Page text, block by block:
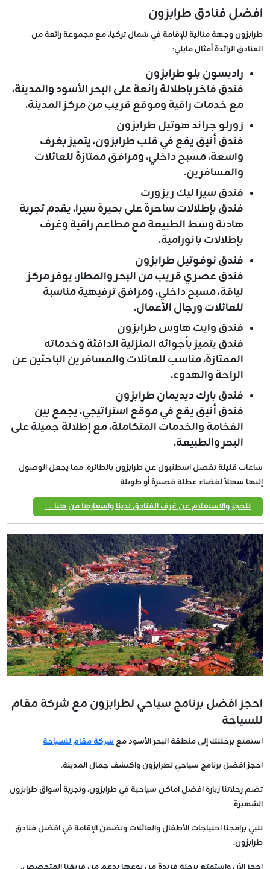
افضل فنادق طرابزون
طرابزون وجهة مثالية للإقامة في شمال تركيا، مع مجموعة رائعة من
الفنادق الرائدة أمثال مايلي:
راديسون بلو طرابزون
فندق فاخر بإطلالة رائعة على البحر الأسود والمدينة،
مع خدمات راقية وموقع قريب من مركز المدينة.
زورلو جراند هوتيل طرابزون
فندق أنيق يقع في قلب طرابزون، يتميز بغرف
واسعة، مسبح داخلي، ومرافق ممتازة للعائلات
والمسافرين.
فندق سيرا ليك ريزورت
فندق بإطلالات ساحرة على بحيرة سيرا، يقدم تجربة
هادئة وسط الطبيعة مع مطاعم راقية وغرف
بإطلالات بانورامية.
فندق نوفوتيل طرابزون
فندق عصري قريب من البحر والمطار، يوفر مركز
لياقة، مسبح داخلي، ومرافق ترفيهية مناسبة
للعائلات ورجال الأعمال.
فندق وايت هاوس طرابزون
فندق يتميز بأجوائه المنزلية الدافئة وخدماته
الممتازة، مناسب للعائلات والمسافرين الباحثين عن
الراحة والهدوء.
فندق بارك ديديمان طرابزون
فندق أنيق يقع في موقع استراتيجي، يجمع بين
الفخامة والخدمات المتكاملة، مع إطلالة جميلة على
البحر والطبيعة.
ساعات قليلة تفصل اسطنبول عن طرابزون بالطائرة، مما يجعل الوصول
إليها سهلاً لقضاء عطلة قصيرة أو طويلة.
للحجز والاستعلام عن غرف الفنادق لدينا واسعارها من هنا ....
احجز افضل برنامج سياحي لطرابزون مع شركة مقام
للسياحة
استمتع برحلتك إلى منطقة البحر الأسود معشركة مقام للسياحة
احجز افضل برنامج سياحي لطرابزون واكتشف جمال المدينة.
تضم رحلاتنا زيارة افضل اماكن سياحية في طرابزون، وتجربة أسواق طرابزون
الشهيرة.
تلبي برامجنا احتياجات الأطفال والعائلات وتضمن الإقامة في افضل فنادق
طرابزون.